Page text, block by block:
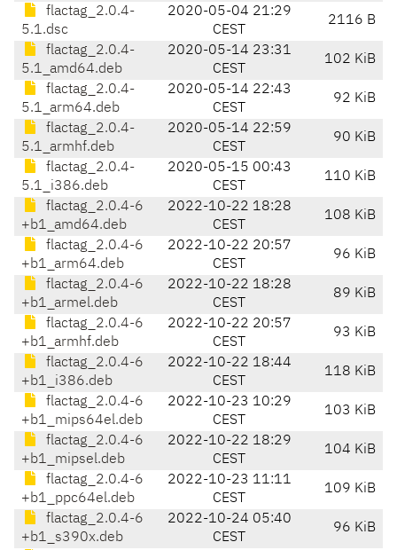
flactag_2.0.4-
5.1.dsc
2020-05-04 21:29
CEST
2116 B
flactag_2.0.4-
5.1_amd64.deb
2020-05-14 23:31
CEST
102 KiB
flactag_2.0.4-
5.1_arm64.deb
2020-05-14 22:43
CEST
92 KiB
flactag_2.0.4-
5.1_armhf.deb
2020-05-14 22:59
CEST
90 KiB
flactag_2.0.4-
5.1_i386.deb
2020-05-15 00:43
CEST
110 KiB
flactag_2.0.4-6
+b1_amd64.deb
2022-10-22 18:28
CEST
108 KiB
flactag_2.0.4-6
+b1_arm64.deb
2022-10-22 20:57
CEST
96 KiB
flactag_2.0.4-6
+b1_armel.deb
2022-10-22 18:28
CEST
89 KiB
flactag_2.0.4-6
+b1_armhf.deb
2022-10-22 20:57
CEST
93 KiB
flactag_2.0.4-6
+b1_i386.deb
2022-10-22 18:44
CEST
118 KiB
flactag_2.0.4-6
+b1_mips64el.deb
2022-10-23 10:29
CEST
103 KiB
flactag_2.0.4-6
+b1_mipsel.deb
2022-10-22 18:29
CEST
104 KiB
flactag_2.0.4-6
+b1_ppc64el.deb
2022-10-23 11:11
CEST
109 KiB
flactag_2.0.4-6
+b1_s390x.deb
2022-10-24 05:40
CEST
96 KiB